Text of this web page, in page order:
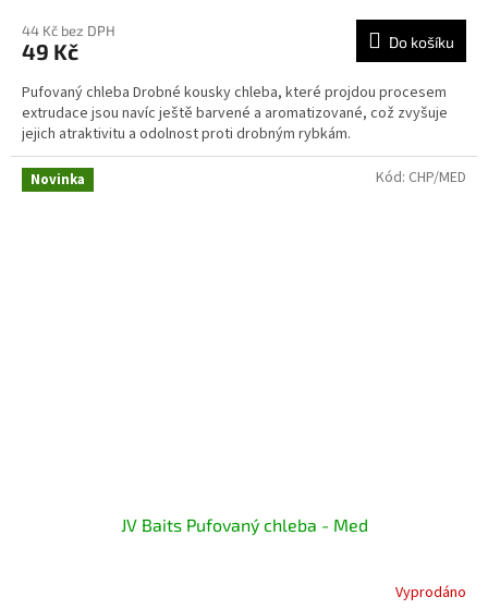
44 Kč bez DPH
49 Kč Do košíku
Pufovaný chleba Drobné kousky chleba, které projdou procesem
extrudace jsou navíc ještě barvené a aromatizované, což zvyšuje
jejich atraktivitu a odolnost proti drobným rybkám.
Novinka
JV Baits Pufovaný chleba - Med
Vyprodáno
Kód: CHP/MED